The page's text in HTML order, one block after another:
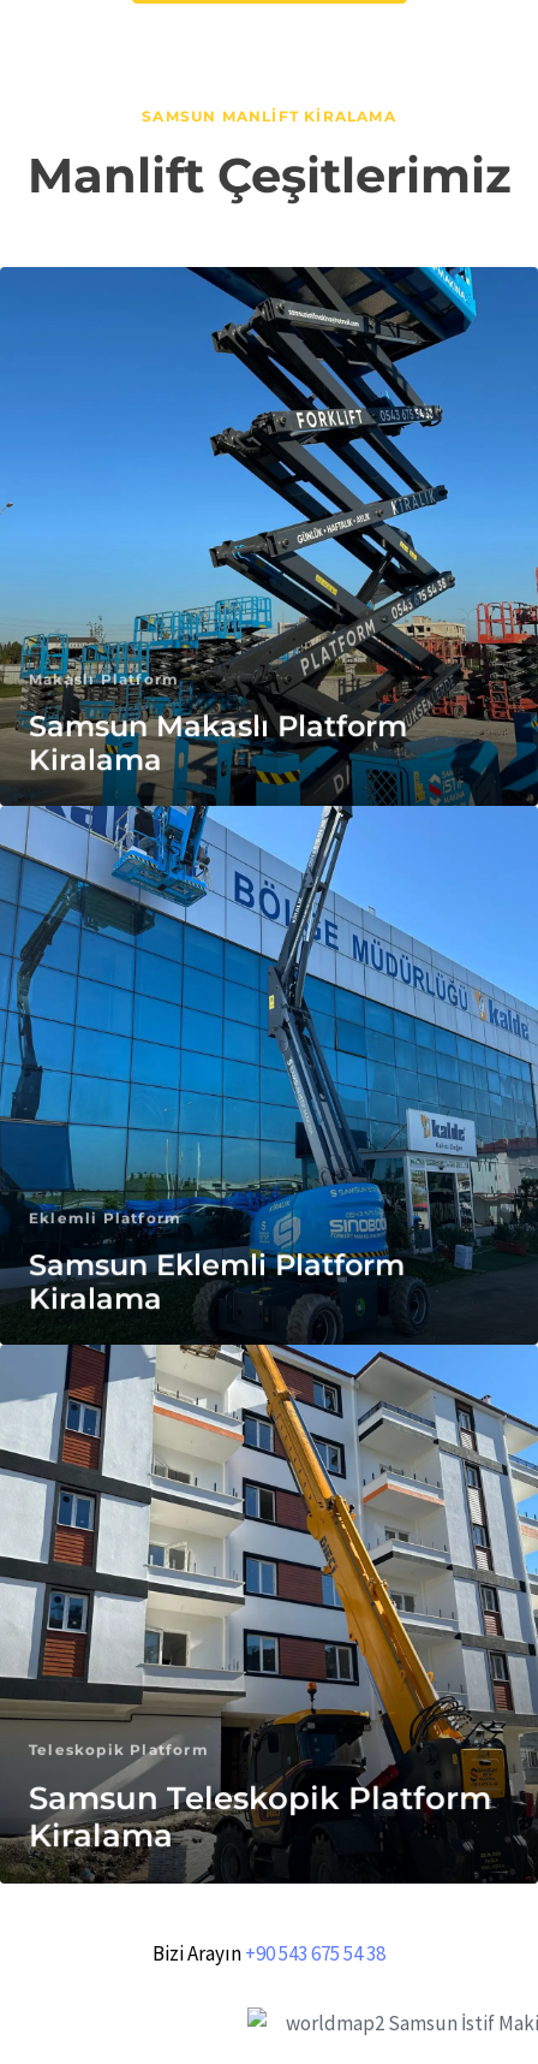
SAMSUN MANLIFT KIRALAMA
Manlift Çeşitlerimiz
Makaslı Platform
Samsun Makaslı Platform
Kiralama
Eklemli Platform
Samsun Eklemli Platform
Kiralama
Teleskopik Platform
Samsun Teleskopik Platform
Kiralama
Bizi Arayın+90 543 675 54 38